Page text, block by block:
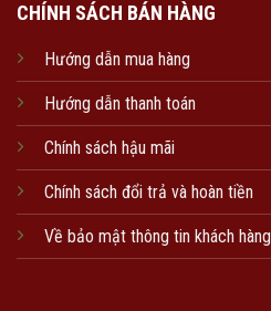
CHÍNH SÁCH BÁN HÀNG
Hướng dẫn mua hàng
Hướng dẫn thanh toán
Chính sách hậu mãi
Chính sách đổi trả và hoàn tiền
Về bảo mật thông tin khách hàng